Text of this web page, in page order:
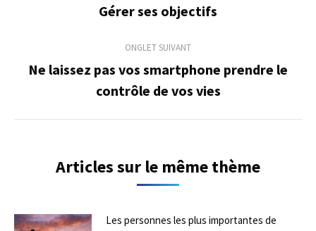
commentaire
Onglet
Gérer ses objectifs
ONGLET SUIVANT
Onglet
suivant
Ne laissez pas vos smartphone prendre le
contrôle de vos vies
Articles sur le même thème
Les personnes les plus importantes de